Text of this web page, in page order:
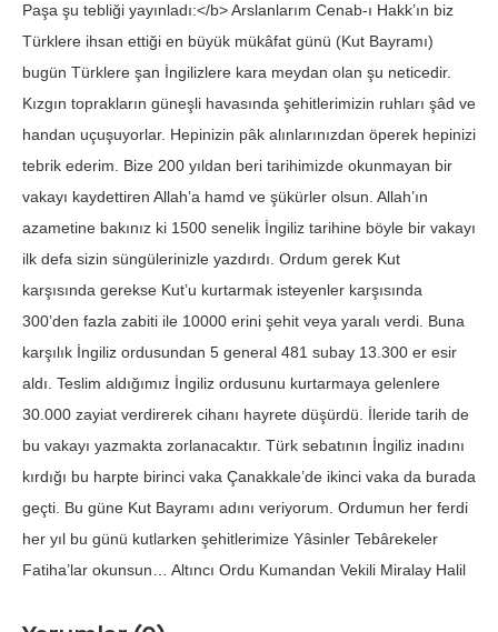
Paşa şu tebliği yayınladı:</b> Arslanlarım Cenab-ı Hakk’ın biz
Türklere ihsan ettiği en büyük mükâfat günü (Kut Bayramı)
bugün Türklere şan İngilizlere kara meydan olan şu neticedir.
Kızgın toprakların güneşli havasında şehitlerimizin ruhları şâd ve
handan uçuşuyorlar. Hepinizin pâk alınlarınızdan öperek hepinizi
tebrik ederim. Bize 200 yıldan beri tarihimizde okunmayan bir
vakayı kaydettiren Allah’a hamd ve şükürler olsun. Allah’ın
azametine bakınız ki 1500 senelik İngiliz tarihine böyle bir vakayı
ilk defa sizin süngülerinizle yazdırdı. Ordum gerek Kut
karşısında gerekse Kut’u kurtarmak isteyenler karşısında
300’den fazla zabiti ile 10000 erini şehit veya yaralı verdi. Buna
karşılık İngiliz ordusundan 5 general 481 subay 13.300 er esir
aldı. Teslim aldığımız İngiliz ordusunu kurtarmaya gelenlere
30.000 zayiat verdirerek cihanı hayrete düşürdü. İleride tarih de
bu vakayı yazmakta zorlanacaktır. Türk sebatının İngiliz inadını
kırdığı bu harpte birinci vaka Çanakkale’de ikinci vaka da burada
geçti. Bu güne Kut Bayramı adını veriyorum. Ordumun her ferdi
her yıl bu günü kutlarken şehitlerimize Yâsinler Tebârekeler
Fatiha’lar okunsun… Altıncı Ordu Kumandan Vekili Miralay Halil